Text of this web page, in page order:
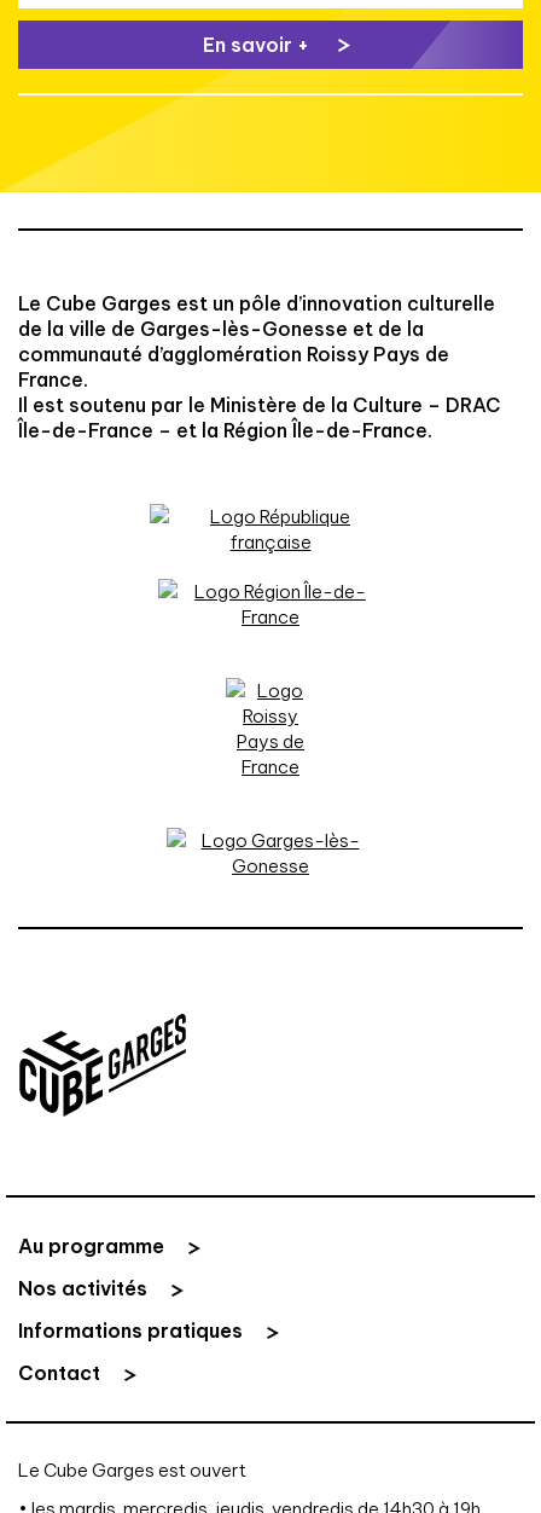
En savoir +
Le Cube Garges est un pôle d’innovation culturelle
de la ville de Garges-lès-Gonesse et de la
communauté d’agglomération Roissy Pays de
France.
Il est soutenu par le Ministère de la Culture – DRAC
Île-de-France – et la Région Île-de-France.
Au programme
Nos activités
Informations pratiques
Contact
Le Cube Garges est ouvert
• les mardis, mercredis, jeudis, vendredis de 14h30 à 19h